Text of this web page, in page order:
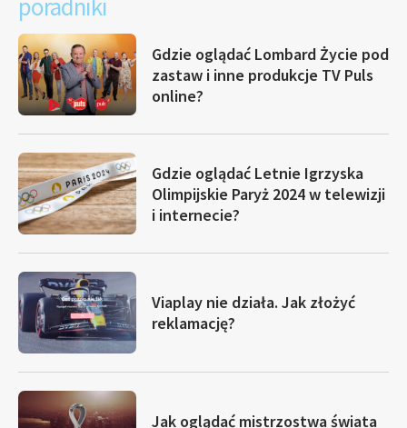
poradniki
Gdzie oglądać Lombard Życie pod
zastaw i inne produkcje TV Puls
online?
Gdzie oglądać Letnie Igrzyska
Olimpijskie Paryż 2024 w telewizji
i internecie?
Viaplay nie działa. Jak złożyć
reklamację?
Jak oglądać mistrzostwa świata